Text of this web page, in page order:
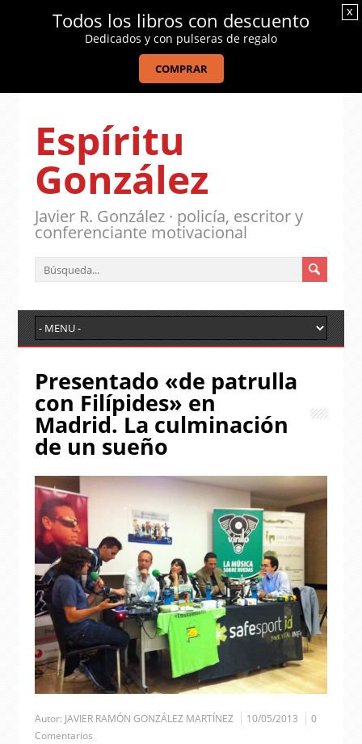
Espíritu
González
Javier R. González · policía, escritor y
conferenciante motivacional
Presentado «de patrulla
con Filípides» en
Madrid. La culminación
de un sueño
Autor: JAVIER RAMÓN GONZÁLEZ MARTÍNEZ 10/05/2013
0
Comentarios
Todos los libros con descuento
Dedicados y con pulseras de regalo
COMPRAR
x